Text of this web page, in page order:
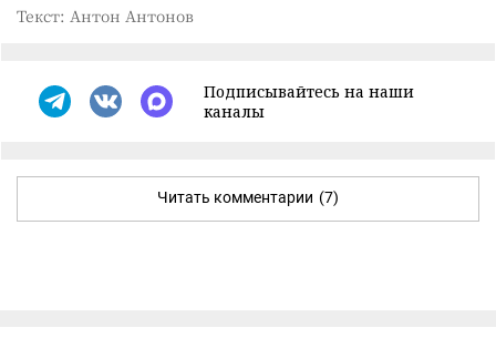
Текст: Антон Антонов
Подписывайтесь на наши
каналы
Читать комментарии (7)